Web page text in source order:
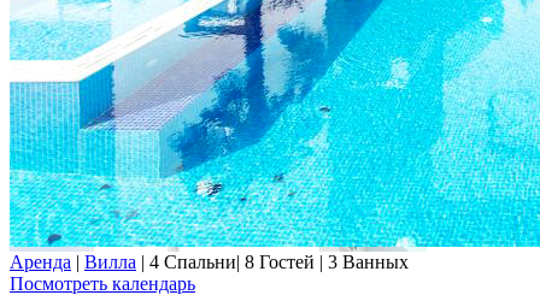
Аренда | Вилла | 4 Спальни| 8 Гостей | 3 Ванных
Посмотреть календарь